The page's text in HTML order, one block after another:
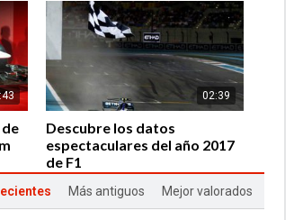
de
02:39
Descubre los datos
espectaculares del año 2017
de F1
Más antiguos Mejor valorados